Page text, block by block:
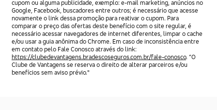
cupom ou alguma publicidade, exemplo: e-mail marketing, anúncios no
Google, Facebook, buscadores entre outros; é necessário que acesse
novamente o link dessa promoção para reativar o cupom. Para
comparar o preço das ofertas deste benefício com o site regular, é
necessário acessar navegadores de internet diferentes, limpar o cache
e/ou usar a guia anônima do Chrome. Em caso de inconsistência entre
em contato pelo Fale Conosco através do link:
https://clubedevantagens.bradescoseguros.com.br/fale-conosco. “O
Clube de Vantagens se reserva o direito de alterar parceiros e/ou
benefícios sem aviso prévio."